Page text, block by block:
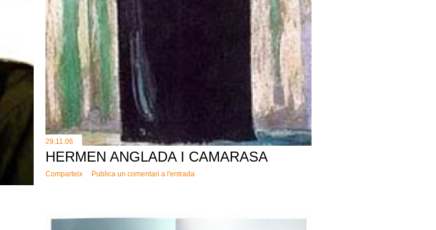
29.11.06
HERMEN ANGLADA I CAMARASA
Comparteix
Publica un comentari a l'entrada